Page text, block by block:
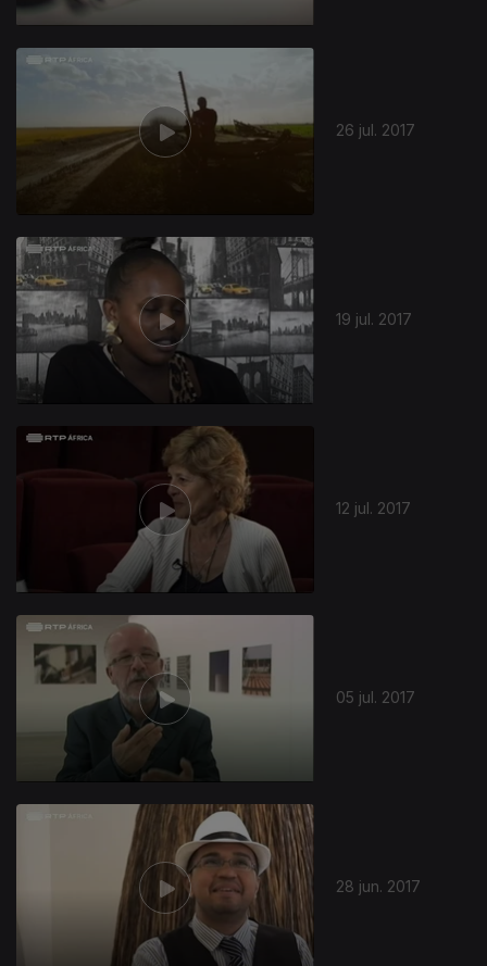
26 jul. 2017
19 jul. 2017
299132
12 jul. 2017
05 jul. 2017
28 jun. 2017